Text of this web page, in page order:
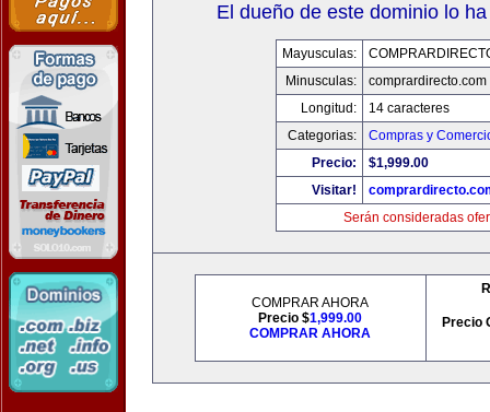
El dueño de este dominio lo
Mayusculas:
Minusculas:
comprardirecto.com
Longitud:
14 caracteres
Categorias:
Compras y
Precio:
$1,999.00
Visitar!
Serán consideradas
COMPRAR AHORA
Precio $1,999.00
COMPRAR AHORA
Precio